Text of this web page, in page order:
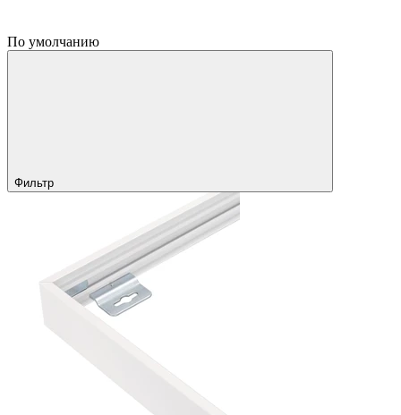
По умолчанию
Фильтр